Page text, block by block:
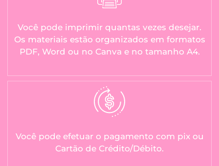
Você pode imprimir quantas vezes desejar.
Os materiais estão organizados em formatos
PDF, Word ou no Canva e no tamanho A4.
Você pode efetuar o pagamento com pix ou
Cartão de Crédito/Débito.